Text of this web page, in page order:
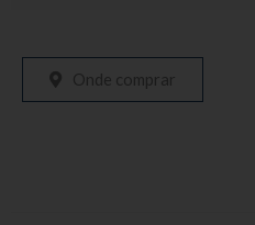
Onde comprar